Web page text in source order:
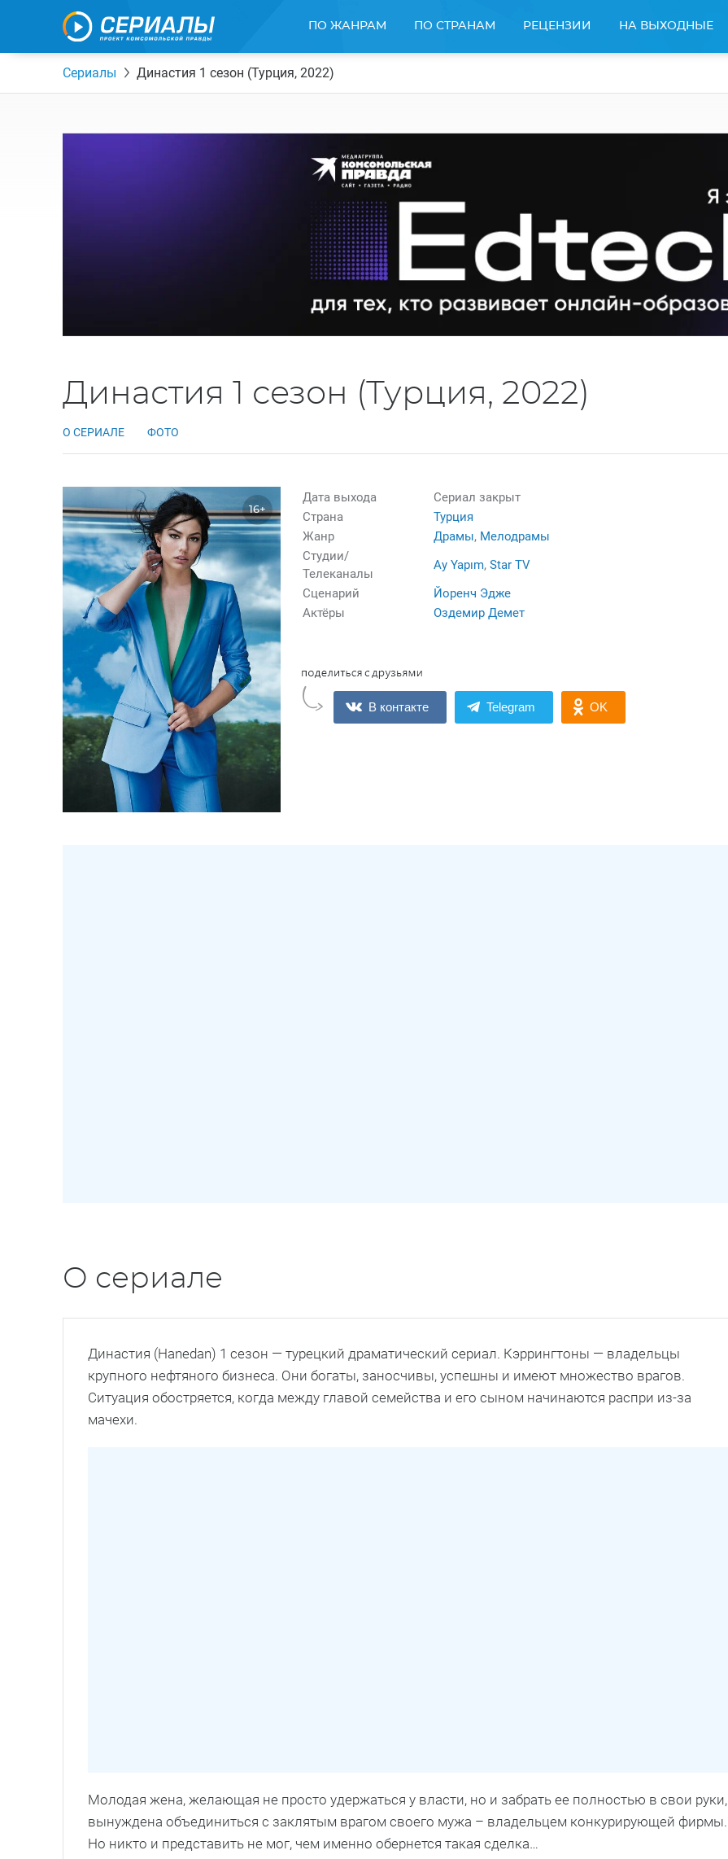
ПО ЖАНРАМ ПО СТРАНАМ РЕЦЕНЗИИ НА ВЫХОДНЫЕ
Сериалы Династия 1 сезон (Турция, 2022)
Династия 1 сезон (Турция, 2022)
О СЕРИАЛЕ ФОТО
16+
Дата выхода
Сериал закрыт
Страна
Турция
Жанр
Драмы, Мелодрамы
Студии/
Телеканалы
Ay Yapım,Star TV
Сценарий
Йоренч Эдже
Актёры
Оздемир Демет
В контакте Telegram OK
О сериале
Династия (Hanedan) 1 сезон — турецкий драматический сериал. Кэррингтоны — владельцы
крупного нефтяного бизнеса. Они богаты, заносчивы, успешны и имеют множество врагов.
Ситуация обостряется, когда между главой семейства и его сыном начинаются распри из-за
мачехи.
Молодая жена, желающая не просто удержаться у власти, но и забрать ее полностью в свои руки,
вынуждена объединиться с заклятым врагом своего мужа – владельцем конкурирующей фирмы.
Но никто и представить не мог, чем именно обернется такая сделка…